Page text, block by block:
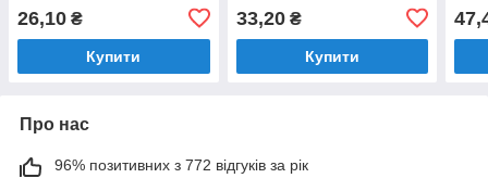
26,10 ₴
Купити
33,20₴
Купити
Про нас
96% позитивних з 772 відгуків за рік